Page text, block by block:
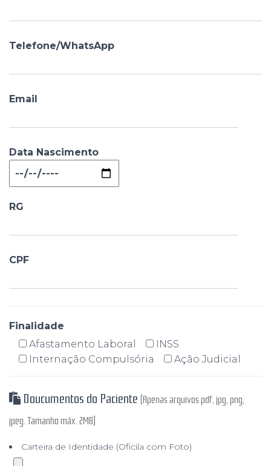
Telefone/WhatsApp
Email
Data Nascimento
RG
CPF
Finalidade
Afastamento Laboral
INSS
Internação Compulsória
Ação Judicial
Doucumentos do Paciente (Apenas arquivos pdf, jpg, png,
jpeg. Tamanho máx. 2MB)
Carteira de Identidade (Oficila com Foto)